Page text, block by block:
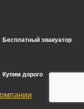
Бесплатный эвакуатор
Купим дорого